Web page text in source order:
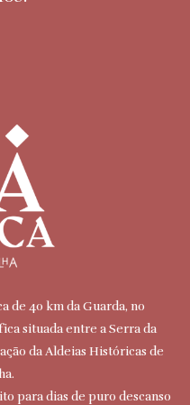
de 40 km da Guarda, no
situada entre a Serra da
da Aldeias Históricas de
para dias de puro descanso